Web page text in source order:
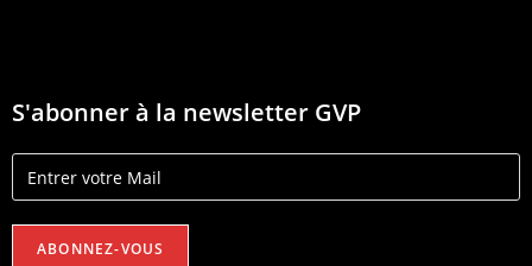
S'abonner à la newsletter GVP